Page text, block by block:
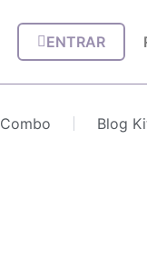
ENTRAR
Combo Blog